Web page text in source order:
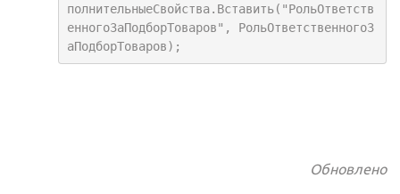
полнительныеСвойства.Вставить("РольОтветств
енногоЗаПодборТоваров", РольОтветственногоЗ
аПодборТоваров);
Обновлено